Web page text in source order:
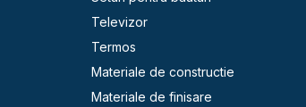
Televizor
Termos
Materiale de constructie
Materiale de finisare